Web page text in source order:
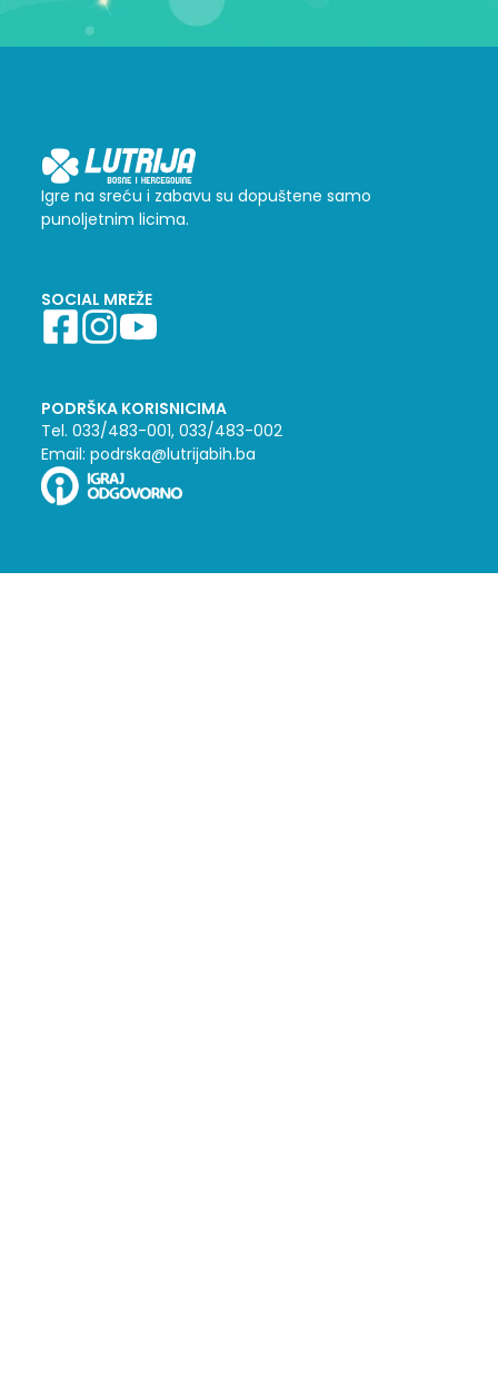
Igre na sreću i zabavu su dopuštene samo
punoljetnim licima.
SOCIAL MREŽE
PODRŠKA KORISNICIMA
Tel. 033/483-001, 033/483-002
Email: podrska@lutrijabih.ba